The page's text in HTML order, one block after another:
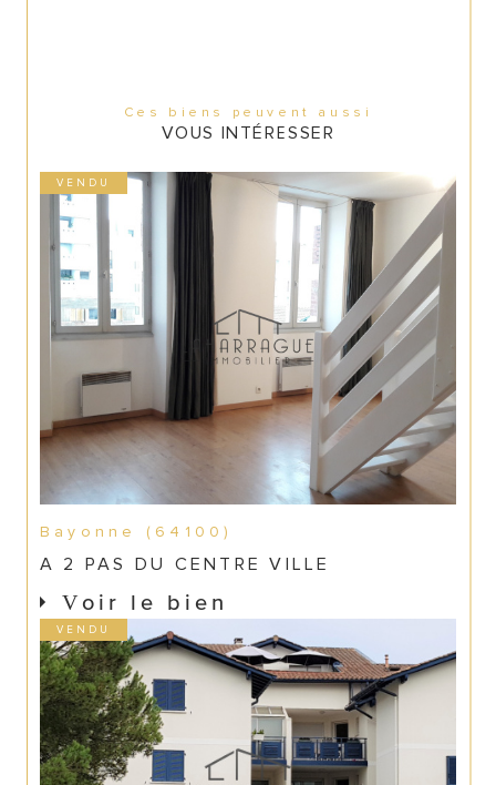
Ces biens peuvent aussi
VOUS INTÉRESSER
VENDU
Bayonne (64100)
A 2 PAS DU CENTRE VILLE
Voir le bien
VENDU